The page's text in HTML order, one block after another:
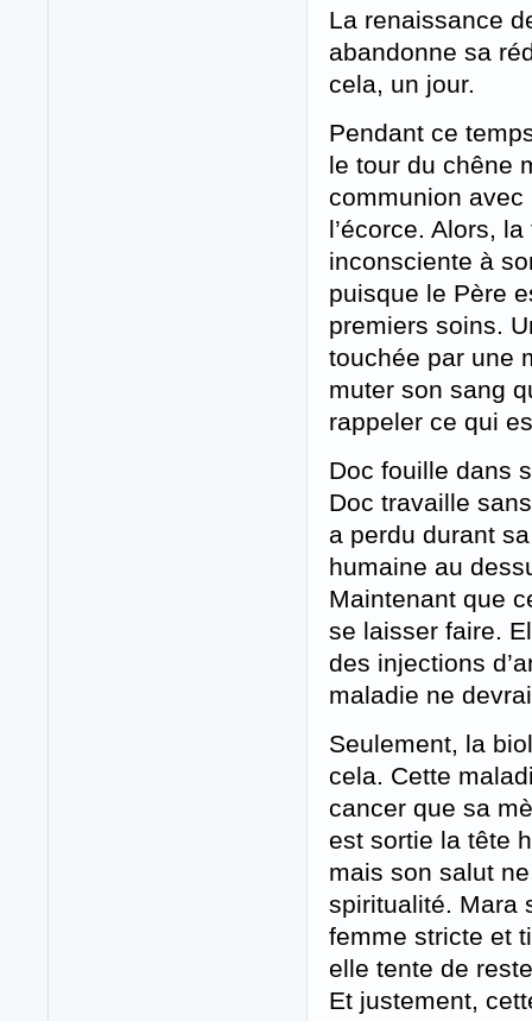
La renaissance
abandonne sa
cela, un jour.
Pendant ce
le tour du chêne
communion avec
l’écorce. Alors,
inconsciente à
puisque le Père
premiers soins.
touchée par une
muter son sang
rappeler ce qui
Doc fouille dans
Doc travaille
a perdu durant
humaine au
Maintenant que
se laisser faire.
des injections
maladie ne
Seulement, la
cela. Cette
cancer que sa
est sortie la tête
mais son salut
spiritualité. Mara
femme stricte et
elle tente de
Et justement,